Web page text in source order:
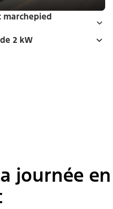
marchepied
de 2 kW
journée en